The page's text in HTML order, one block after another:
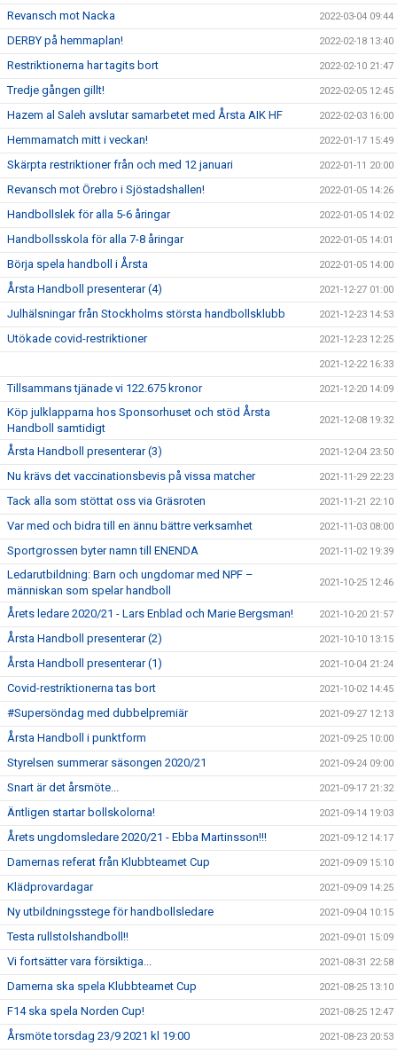
Revansch mot Nacka 2022-03-04 09:44
DERBY på hemmaplan! 2022-02-18 13:40
Restriktionerna har tagits bort 2022-02-10 21:47
Tredje gången gillt! 2022-02-05 12:45
Hazem al Saleh avslutar samarbetet med Årsta AIK HF 2022-02-03 16:00
Hemmamatch mitt i veckan! 2022-01-17 15:49
Skärpta restriktioner från och med 12 januari 2022-01-11 20:00
Revansch mot Örebro i Sjöstadshallen! 2022-01-05 14:26
Handbollslek för alla 5-6 åringar 2022-01-05 14:02
Handbollsskola för alla 7-8 åringar 2022-01-05 14:01
Börja spela handboll i Årsta 2022-01-05 14:00
Årsta Handboll presenterar (4) 2021-12-27 01:00
Julhälsningar från Stockholms största handbollsklubb 2021-12-23 14:53
Utökade covid-restriktioner 2021-12-23 12:25
2021-12-22 16:33
Tillsammans tjänade vi 122.675 kronor 2021-12-20 14:09
Köp julklapparna hos Sponsorhuset och stöd Årsta
Handboll samtidigt
2021-12-08 19:32
Årsta Handboll presenterar (3) 2021-12-04 23:50
Nu krävs det vaccinationsbevis på vissa matcher 2021-11-29 22:23
Tack alla som stöttat oss via Gräsroten 2021-11-21 22:10
Var med och bidra till en ännu bättre verksamhet 2021-11-03 08:00
Sportgrossen byter namn till ENENDA 2021-11-02 19:39
Ledarutbildning: Barn och ungdomar med NPF –
människan som spelar handboll
2021-10-25 12:46
Årets ledare 2020/21 - Lars Enblad och Marie Bergsman! 2021-10-20 21:57
Årsta Handboll presenterar (2) 2021-10-10 13:15
Årsta Handboll presenterar (1) 2021-10-04 21:24
Covid-restriktionerna tas bort 2021-10-02 14:45
#Supersöndag med dubbelpremiär 2021-09-27 12:13
Årsta Handboll i punktform 2021-09-25 10:00
Styrelsen summerar säsongen 2020/21 2021-09-24 09:00
Snart är det årsmöte... 2021-09-17 21:32
Äntligen startar bollskolorna! 2021-09-14 19:03
Årets ungdomsledare 2020/21 - Ebba Martinsson!!! 2021-09-12 14:17
Damernas referat från Klubbteamet Cup 2021-09-09 15:10
Klädprovardagar 2021-09-09 14:25
Ny utbildningsstege för handbollsledare 2021-09-04 10:15
Testa rullstolshandboll!! 2021-09-01 15:09
Vi fortsätter vara försiktiga... 2021-08-31 22:58
Damerna ska spela Klubbteamet Cup 2021-08-25 13:10
F14 ska spela Norden Cup! 2021-08-25 12:47
Årsmöte torsdag 23/9 2021 kl 19:00 2021-08-23 20:53